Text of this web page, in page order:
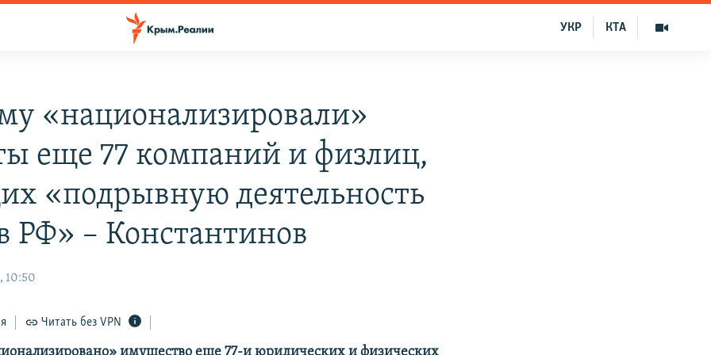
КТА
УКР
«национализировали»
еще 77 компаний и физлиц,
«подрывную деятельность
РФ» – Константинов
10:50
Читать без VPN